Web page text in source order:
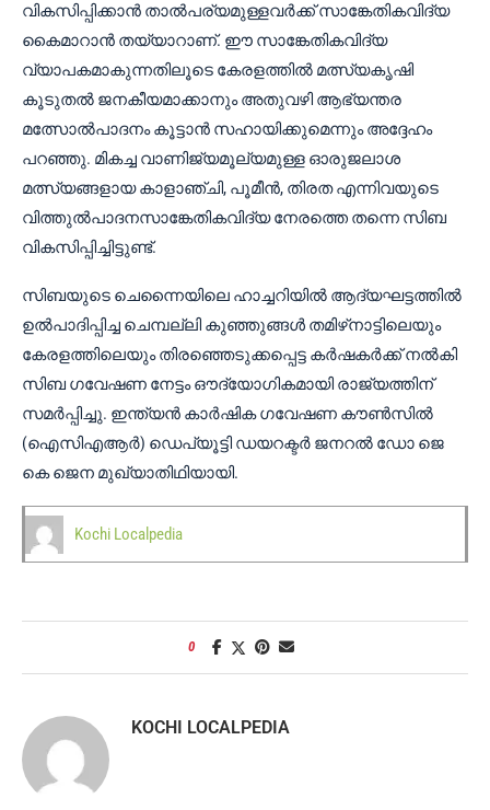
വികസിപ്പിക്കാൻ താൽപര്യമുള്ളവർക്ക് സാങ്കേതികവിദ്യ
കൈമാറാൻ തയ്യാറാണ്. ഈ സാങ്കേതികവിദ്യ
വ്യാപകമാകുന്നതിലൂടെ കേരളത്തിൽ മത്സ്യകൃഷി
കൂടുതൽ ജനകീയമാക്കാനും അതുവഴി ആഭ്യന്തര
മത്സോൽപാദനം കൂട്ടാൻ സഹായിക്കുമെന്നും അദ്ദേഹം
പറഞ്ഞു. മികച്ച വാണിജ്യമൂല്യമുള്ള ഓരുജലാശ
മത്സ്യങ്ങളായ കാളാഞ്ചി, പൂമീൻ, തിരത എന്നിവയുടെ
വിത്തുൽപാദനസാങ്കേതികവിദ്യ നേരത്തെ തന്നെ സിബ
വികസിപ്പിച്ചിട്ടുണ്ട്.
സിബയുടെ ചെന്നൈയിലെ ഹാച്ചറിയിൽ ആദ്യഘട്ടത്തിൽ
ഉൽപാദിപ്പിച്ച ചെമ്പല്ലി കുഞ്ഞുങ്ങൾ തമിഴ്‌നാട്ടിലെയും
കേരളത്തിലെയും തിരഞ്ഞെടുക്കപ്പെട്ട കർഷകർക്ക് നൽകി
സിബ ഗവേഷണ നേട്ടം ഔദ്യോഗികമായി രാജ്യത്തിന്
സമർപ്പിച്ചു. ഇന്ത്യൻ കാർഷിക ഗവേഷണ കൗൺസിൽ
(ഐസിഎആർ) ഡെപ്യൂട്ടി ഡയറക്ടർ ജനറൽ ഡോ ജെ
കെ ജെന മുഖ്യാതിഥിയായി.
Kochi Localpedia
0
KOCHI LOCALPEDIA